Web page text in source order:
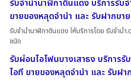
รับจำนำนาฬิกาดินแดง บริการรับ
ขายของหลุดจำนำ และ รับฝากข
รับจำนำนาฬิกาดินแดง ให้บริการโดย รับจํานํ
ชนิด
รับผ่อนไอโฟนบางเสาธง บริการ
ไอที ขายของหลุดจำนำ และ รับฝ